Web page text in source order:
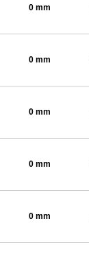
0 mm
0 mm
0 mm
0 mm
0 mm